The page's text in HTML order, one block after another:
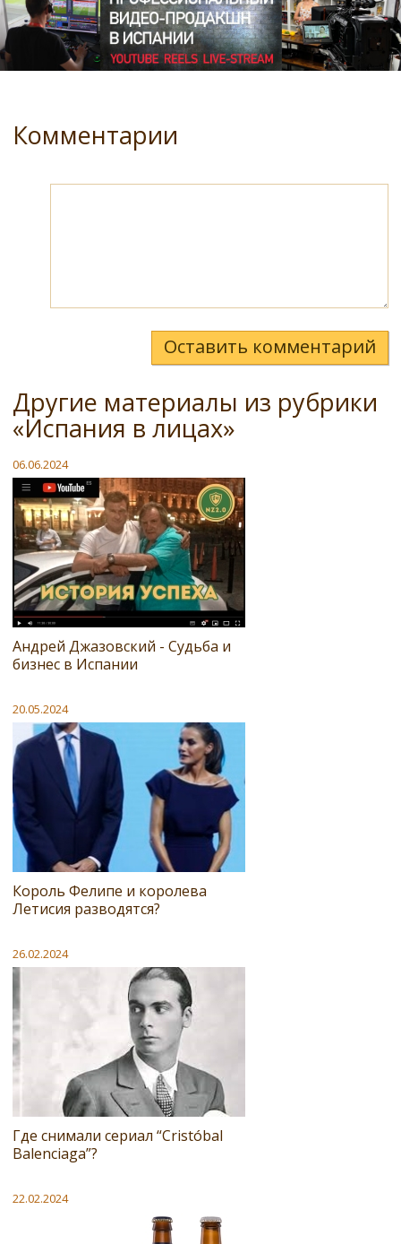
Комментарии
Оставить комментарий
Другие материалы из рубрики
«Испания в лицах»
06.06.2024
Андрей Джазовский - Судьба и
бизнес в Испании
20.05.2024
Король Фелипе и королева
Летисия разводятся?
26.02.2024
Где снимали сериал “Cristóbal
Balenciaga”?
22.02.2024